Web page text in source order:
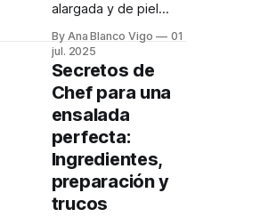
alargada y de piel
versátil y delicioso.
Aprende a elegirla,
prepararla y cocinarla
para disfrutar de su
sabor único.
By Ana Blanco Vigo
01
jul. 2025
Secretos de
Chef para una
ensalada
perfecta:
Ingredientes,
preparación y
trucos